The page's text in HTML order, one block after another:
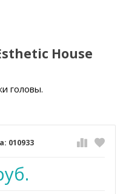
House
головы.
010933